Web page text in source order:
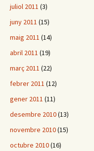
juliol 2011 (3)
juny 2011 (15)
maig 2011 (14)
abril 2011 (19)
març 2011 (22)
febrer 2011 (12)
gener 2011 (11)
desembre 2010(13)
novembre 2010(15)
octubre 2010(16)